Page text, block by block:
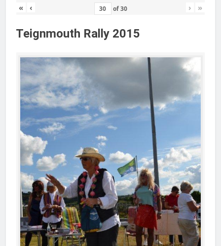
« ‹ of30 › »
Teignmouth Rally 2015